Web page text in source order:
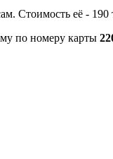
Стоимость её - 190
по номеру карты